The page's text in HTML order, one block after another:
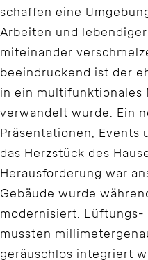
schaffen eine
Arbeiten und
miteinander
beeindruckend ist der
in ein multifunktionales
verwandelt wurde. Ein
Präsentationen, Events
das Herzstück des
Herausforderung war
Gebäude wurde
modernisiert. Lüftungs-
mussten
geräuschlos integriert